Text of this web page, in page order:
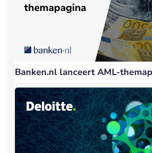
Banken.nl lanceert AML-